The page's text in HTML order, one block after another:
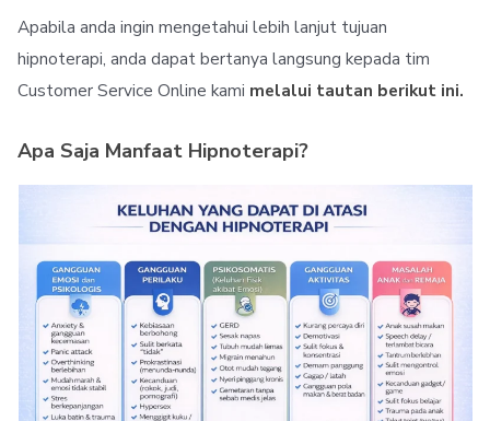
Apabila anda ingin mengetahui lebih lanjut tujuan
hipnoterapi, anda dapat bertanya langsung kepada tim
Customer Service Online kami melalui tautan berikut ini.
Apa Saja Manfaat Hipnoterapi?